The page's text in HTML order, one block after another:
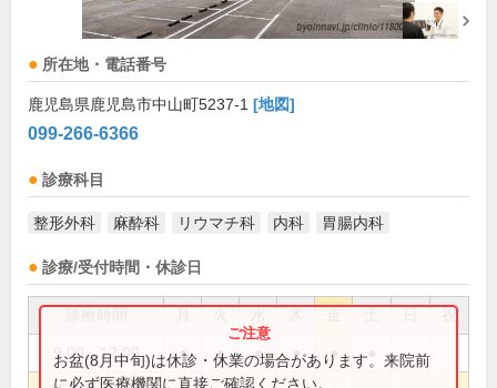
所在地・電話番号
鹿児島県鹿児島市中山町5237-1 [地図]
099-266-6366
診療科目
整形外科 麻酔科 リウマチ科 内科 胃腸内科
診療/受付時間・休診日
祝
9:00～12:00 ● ● ● ● ●
お盆(8月中旬)は休診・休業の場合があります。来院前
に必ず医療機関に直接ご確認ください。